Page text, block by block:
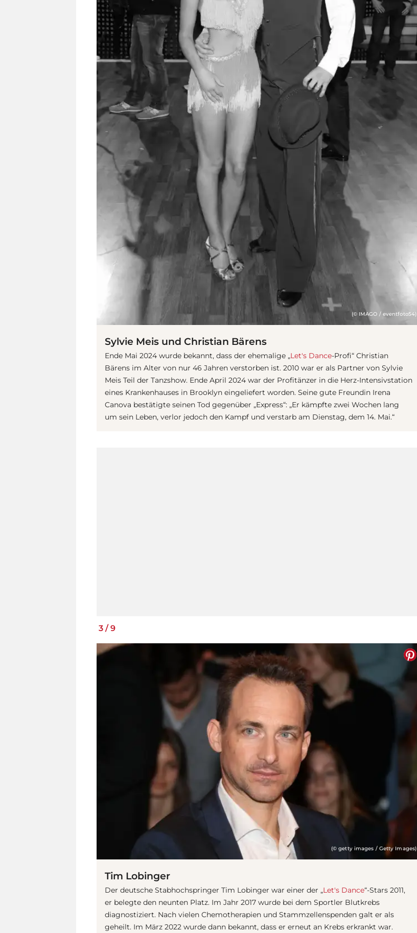
(© IMAGO / eventfoto54)
Sylvie Meis und Christian Bärens
Ende Mai 2024 wurde bekannt, dass der ehemalige „Let's Dance-Profi“ Christian
Bärens im Alter von nur 46 Jahren verstorben ist. 2010 war er als Partner von Sylvie
Meis Teil der Tanzshow. Ende April 2024 war der Profitänzer in die Herz-Intensivstation
eines Krankenhauses in Brooklyn eingeliefert worden. Seine gute Freundin Irena
Canova bestätigte seinen Tod gegenüber „Express“: „Er kämpfte zwei Wochen lang
um sein Leben, verlor jedoch den Kampf und verstarb am Dienstag, dem 14. Mai.“
3 / 9
(© getty images / Getty Images)
Tim Lobinger
Der deutsche Stabhochspringer Tim Lobinger war einer der „Let's Dance“-Stars 2011,
er belegte den neunten Platz. Im Jahr 2017 wurde bei dem Sportler Blutkrebs
diagnostiziert. Nach vielen Chemotherapien und Stammzellenspenden galt er als
geheilt. Im März 2022 wurde dann bekannt, dass er erneut an Krebs erkrankt war.